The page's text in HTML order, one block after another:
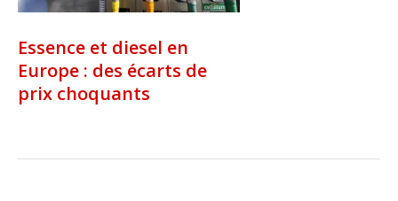
Essence et diesel en
Europe : des écarts de
prix choquants